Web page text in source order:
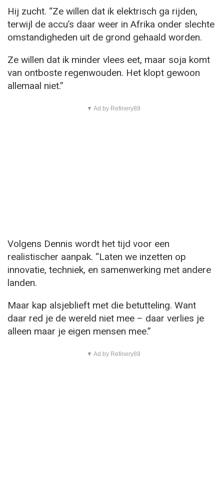
Hij zucht. “Ze willen dat ik elektrisch ga rijden,
terwijl de accu’s daar weer in Afrika onder slechte
omstandigheden uit de grond gehaald worden.
Ze willen dat ik minder vlees eet, maar soja komt
van ontboste regenwouden. Het klopt gewoon
allemaal niet.”
▼ Ad by Refinery89
Volgens Dennis wordt het tijd voor een
realistischer aanpak. “Laten we inzetten op
innovatie, techniek, en samenwerking met andere
landen.
Maar kap alsjeblieft met die betutteling. Want
daar red je de wereld niet mee – daar verlies je
alleen maar je eigen mensen mee.”
▼ Ad by Refinery89